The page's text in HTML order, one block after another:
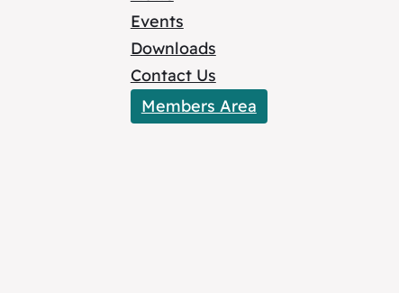
Events
Downloads
Contact Us
Members Area